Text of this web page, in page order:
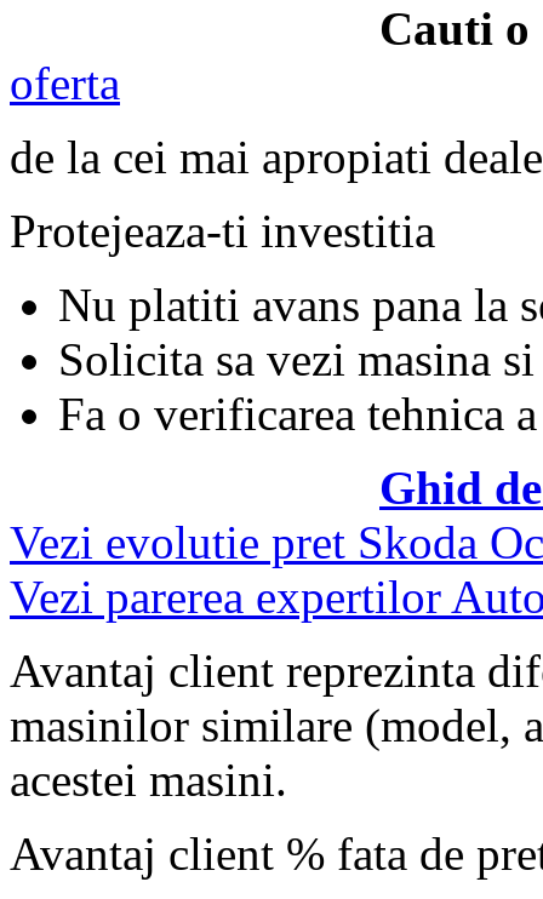
Cauti o
oferta
de la cei mai apropiati
Protejeaza-ti investitia
Nu platiti avans pana la
Solicita sa vezi masina si
Fa o verificarea tehnica
Ghid
Vezi evolutie pret Skoda
Vezi parerea expertilor
Avantaj client reprezinta
masinilor similare (model,
acestei masini.
Avantaj client % fata de